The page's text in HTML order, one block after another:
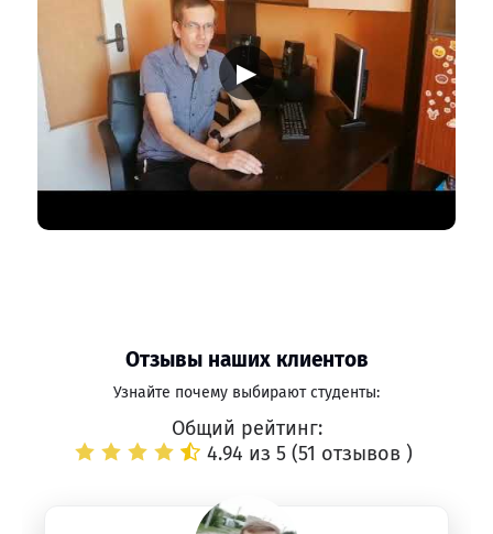
▶
Отзывы наших клиентов
Узнайте почему выбирают студенты:
Общий рейтинг:
4.94 из 5 (51 отзывов )